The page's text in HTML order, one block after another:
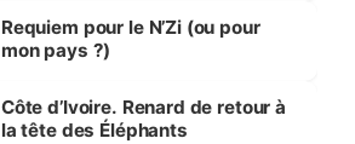
Requiem pour le N’Zi (ou pour
mon pays ?)
Côte d’Ivoire. Renard de retour à
la tête des Éléphants